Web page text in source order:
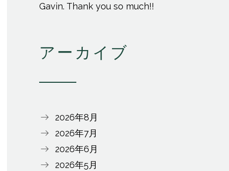
Gavin. Thank you so much!!
アーカイブ
2026年8月
2026年7月
2026年6月
2026年5月